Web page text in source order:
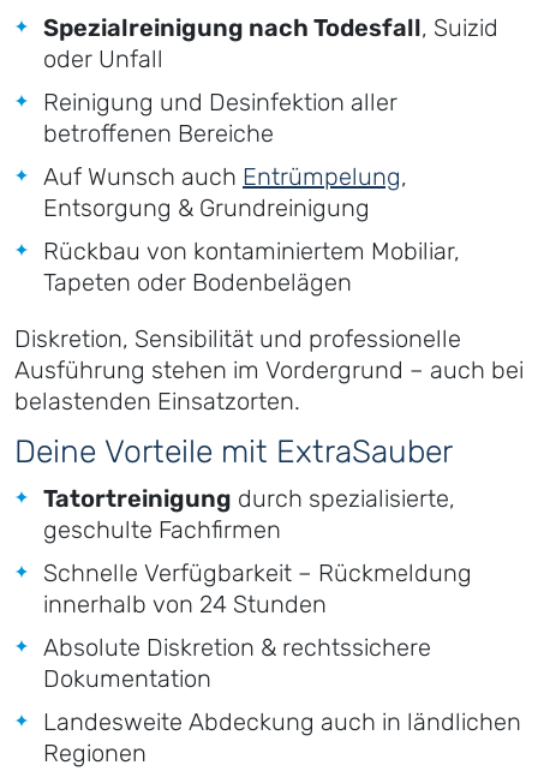
Spezialreinigung nach Todesfall, Suizid
oder Unfall
Reinigung und Desinfektion aller
betroffenen Bereiche
Auf Wunsch auch Entrümpelung,
Entsorgung & Grundreinigung
Rückbau von kontaminiertem Mobiliar,
Tapeten oder Bodenbelägen
Diskretion, Sensibilität und professionelle
Ausführung stehen im Vordergrund – auch bei
belastenden Einsatzorten.
Deine Vorteile mit ExtraSauber
Tatortreinigung durch spezialisierte,
geschulte Fachfirmen
Schnelle Verfügbarkeit – Rückmeldung
innerhalb von 24 Stunden
Absolute Diskretion & rechtssichere
Dokumentation
Landesweite Abdeckung auch in ländlichen
Regionen